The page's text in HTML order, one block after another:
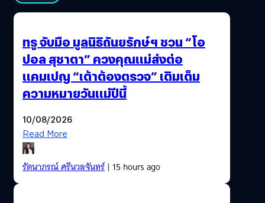
ทรู จับมือ มูลนิธิถันยรักษ์ฯ ชวน “โอ
ปอล สุชาตา” ควงคุณแม่ส่งต่อ
แคมเปญ “เต้าต้องตรวจ” เติมเต็ม
ความหมายวันแม่ปีนี้
10/08/2026
Read More
รัตนาภรณ์ ศรีนวลจันทร์| 15 hours ago